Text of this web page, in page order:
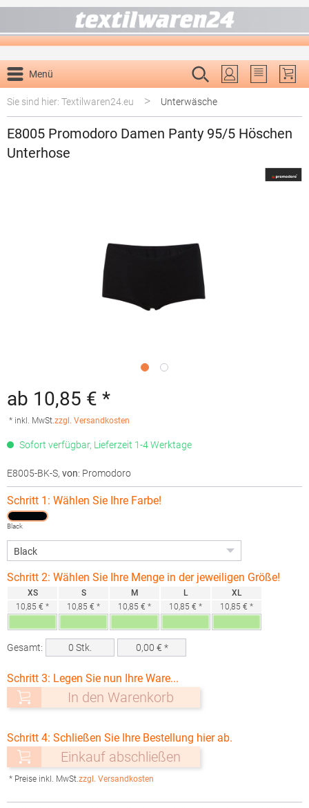
Menü
Du hast 0
Sie sind hier: Textilwaren24.eu
> Unterwäsche
E8005 Promodoro Damen Panty 95/5 Höschen
Unterhose
ab 10,85 € *
* inkl. MwSt.zzgl. Versandkosten
Sofort verfügbar, Lieferzeit 1-4 Werktage
E8005-BK-S, von: Promodoro
Schritt 1: Wählen Sie Ihre Farbe!
Black
Schritt 2: Wählen Sie Ihre Menge in der jeweiligen Größe!
XS
10,85 € *
S
10,85 € *
M
10,85 € *
L
10,85 € *
XL
10,85 € *
Gesamt: 0 Stk. 0,00 € *
Schritt 3: Legen Sie nun Ihre Ware...
In den Warenkorb
Schritt 4: Schließen Sie Ihre Bestellung hier ab.
Einkauf abschließen
* Preise inkl. MwSt.zzgl. Versandkosten